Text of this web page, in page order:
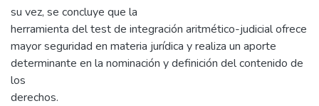
su vez, se concluye que la
herramienta del test de integración aritmético-judicial ofrece
mayor seguridad en materia jurídica y realiza un aporte
determinante en la nominación y definición del contenido de
los
derechos.